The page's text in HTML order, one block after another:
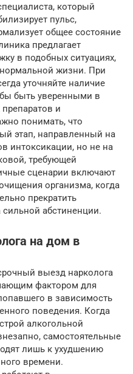
который
пульс,
общее состояние
предлагает
в подобных ситуациях,
жизни. При
уточняйте наличие
быть уверенными в
и
понимать, что
этап, направленный на
интоксикации, но не на
требующей
сценарии включают
организма, когда
прекратить
сильной абстиненции.
на дом в
выезд нарколога
фактором для
в зависимость
поведения. Когда
алкогольной
самостоятельные
лишь к ухудшению
времени.